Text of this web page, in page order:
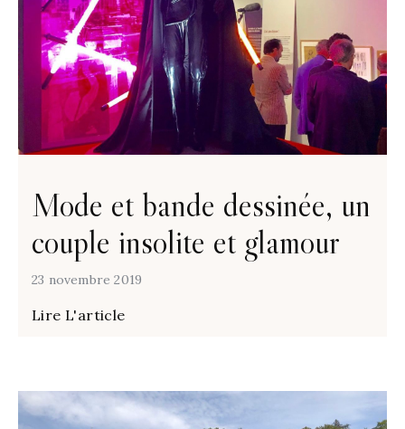
Mode et bande dessinée, un
couple insolite et glamour
23 novembre 2019
Lire L'article